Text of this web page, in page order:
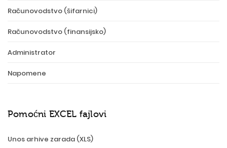
Računovodstvo (šifarnici)
Računovodstvo (finansijsko)
Administrator
Napomene
Pomoćni EXCEL fajlovi
Unos arhive zarada (XLS)